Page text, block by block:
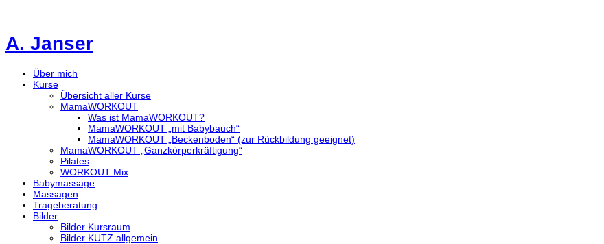
A. Janser
Über mich
Kurse
Übersicht aller Kurse
MamaWORKOUT
Was ist MamaWORKOUT?
MamaWORKOUT „mit Babybauch“
MamaWORKOUT „Beckenboden“ (zur Rückbildung geeignet)
MamaWORKOUT „Ganzkörperkräftigung“
Pilates
WORKOUT Mix
Babymassage
Massagen
Trageberatung
Bilder
Bilder Kursraum
Bilder KUTZ allgemein